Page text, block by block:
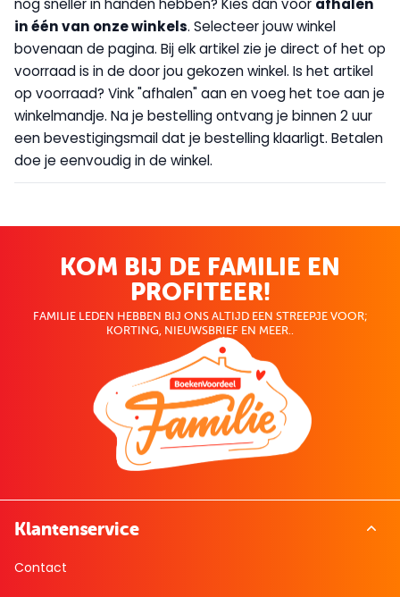
in één van onze winkels. Selecteer jouw winkel
bovenaan de pagina. Bij elk artikel zie je direct of het op
voorraad is in de door jou gekozen winkel. Is het artikel
op voorraad? Vink "afhalen" aan en voeg het toe aan je
winkelmandje. Na je bestelling ontvang je binnen 2 uur
een bevestigingsmail dat je bestelling klaarligt. Betalen
doe je eenvoudig in de winkel.
KOM BIJ DE FAMILIE EN
PROFITEER!
FAMILIE LEDEN HEBBEN BIJ ONS ALTIJD EEN STREEPJE VOOR;
KORTING, NIEUWSBRIEF EN MEER..
Klantenservice
Contact